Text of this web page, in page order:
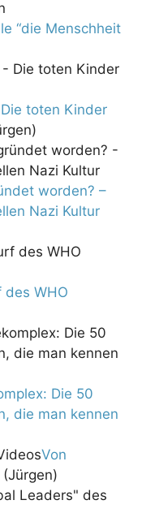
“die Menschheit
toten Kinder
worden? –
Nazi Kultur
des WHO
Die 50
die man kennen
Von
(Jürgen)